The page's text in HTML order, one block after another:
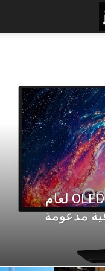
تلفزيونات وشاشات سامسونج OLED لعام
مدعومة